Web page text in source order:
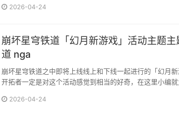
2026-04-24
崩坏星穹铁道「幻月新游戏」活动主题
道 nga
崩坏星穹铁道之中即将上线线上和下线一起进行的「幻月
开拓者一定是对这个活动感觉到相当的好奇，在这里小编
2026-04-24